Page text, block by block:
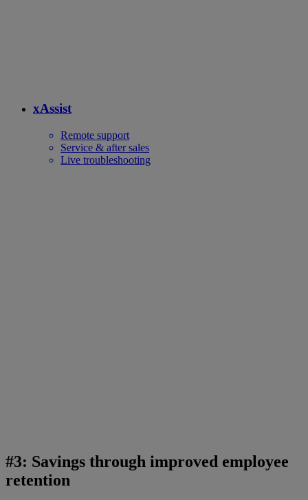
xAssist
Remote support
Service & after sales
Live troubleshooting
#3: Savings through improved employee
retention